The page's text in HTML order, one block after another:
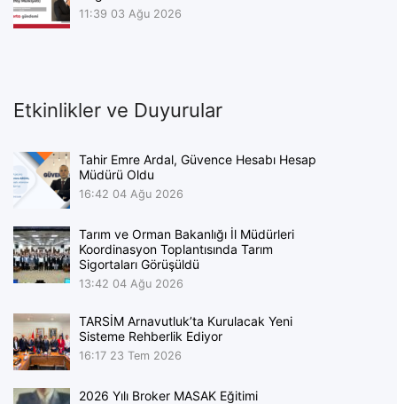
11:39 03 Ağu 2026
Etkinlikler ve Duyurular
Tahir Emre Ardal, Güvence Hesabı Hesap
Müdürü Oldu
16:42 04 Ağu 2026
Tarım ve Orman Bakanlığı İl Müdürleri
Koordinasyon Toplantısında Tarım
Sigortaları Görüşüldü
13:42 04 Ağu 2026
TARSİM Arnavutluk’ta Kurulacak Yeni
Sisteme Rehberlik Ediyor
16:17 23 Tem 2026
2026 Yılı Broker MASAK Eğitimi